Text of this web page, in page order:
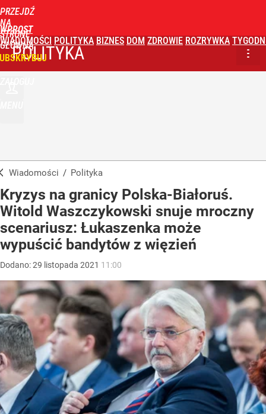
PRZEJDŹ
NA
STRONĘ
GŁÓWNĄ
WPROST
WIADOMOŚCI POLITYKA BIZNES DOM ZDROWIE ROZRYWKA
POLITYKA
Wiadomości / Polityka
Kryzys na granicy Polska-Białoruś.
Witold Waszczykowski snuje mroczny
scenariusz: Łukaszenka może
wypuścić bandytów z więzień
Dodano:29 listopada 2021 11:00